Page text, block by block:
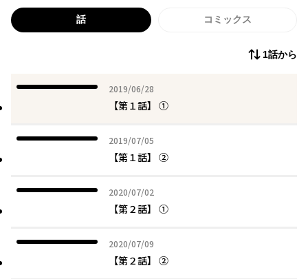
話 コミックス
1話から
2019/06/28
2019年06月28日
【第１話】 ①
2019/07/05
2019年07月05日
【第１話】 ②
2020/07/02
2020年07月02日
【第２話】 ①
2020/07/09
2020年07月09日
【第２話】 ②